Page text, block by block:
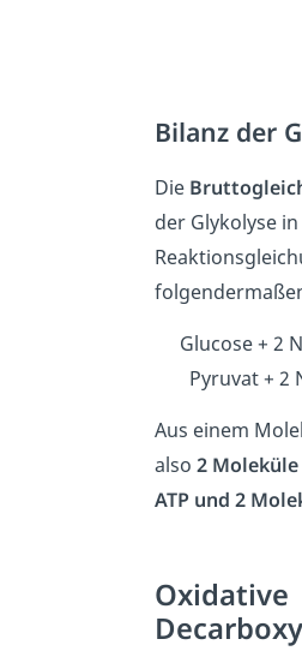
Bilanz der
Die
der Glykolyse
Glucose + 2
Pyruvat + 2
Aus einem
also 2
ATP und 2
Oxidative